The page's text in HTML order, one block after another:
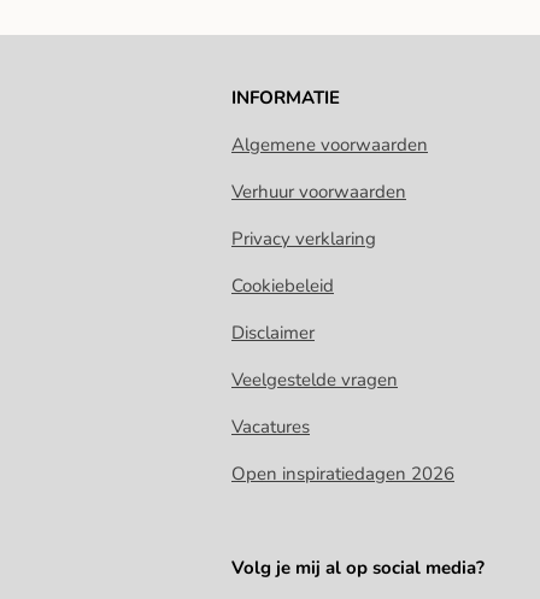
INFORMATIE
Algemene voorwaarden
Verhuur voorwaarden
Privacy verklaring
Cookiebeleid
Disclaimer
Veelgestelde vragen
Vacatures
Open inspiratiedagen 2026
Volg je mij al op social media?